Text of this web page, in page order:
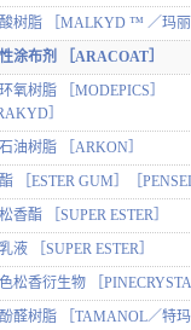
树脂 ［MALKYD ™ ／玛丽
涂布剂 ［ARACOAT］
氧树脂 ［MODEPICS］
］
油树脂 ［ARKON］
［ESTER GUM］［PENSEL
香酯 ［SUPER ESTER］
液 ［SUPER ESTER］
松香衍生物 ［
醛树脂 ［TAMANOL／特